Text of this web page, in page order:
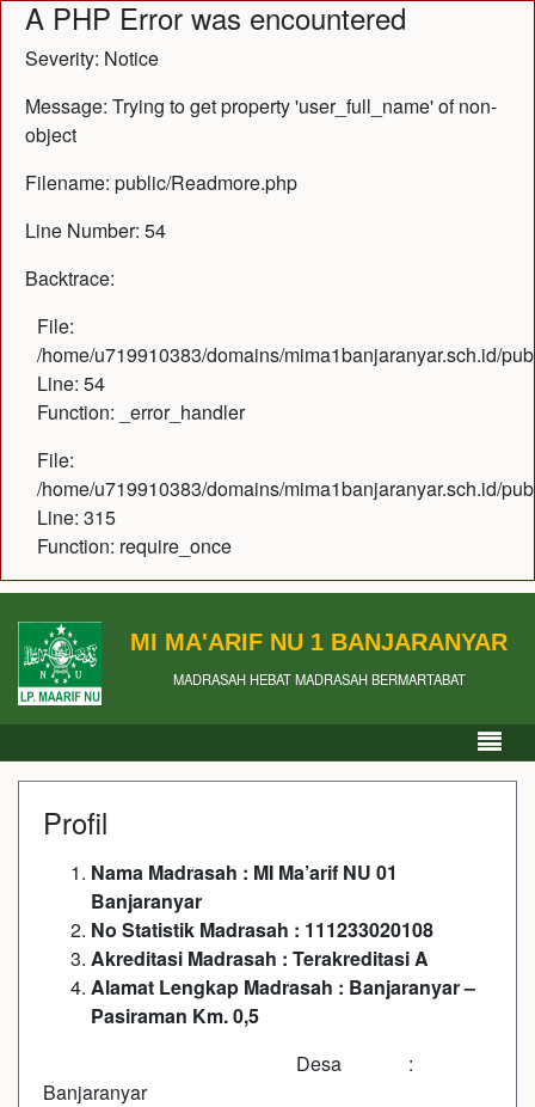
A PHP Error was encountered
Severity: Notice
Message: Trying to get property 'user_full_name' of non-
object
Filename: public/Readmore.php
Line Number: 54
Backtrace:
File:
/home/u719910383/domains/mima1banjaranyar.sch.id/
Line: 54
Function: _error_handler
File:
/home/u719910383/domains/mima1banjaranyar.sch.id/
Line: 315
Function: require_once
MI MA'ARIF NU 1 BANJARANYAR
MADRASAH HEBAT MADRASAH BERMARTABAT
Profil
Nama Madrasah : MI Ma’arif NU 01
Banjaranyar
No Statistik Madrasah : 111233020108
Akreditasi Madrasah : Terakreditasi A
Alamat Lengkap Madrasah : Banjaranyar –
Pasiraman Km. 0,5
Desa :
Banjaranyar